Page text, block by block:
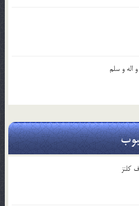
اله و سلم
کلنز